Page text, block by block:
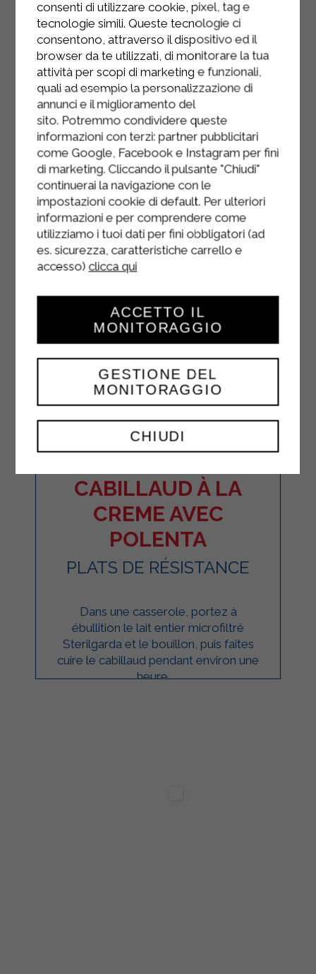
with oil, and toast in a pan or oven
until golden brown.
Finish with freshly ground pepper, a
few thyme leaves, a drizzle of extra
virgin olive oil, and the croutons.
CABILLAUD À LA
CREME AVEC
POLENTA
PLATS DE RÉSISTANCE
Dans une casserole, portez à
ébullition le lait entier microfiltré
Sterilgarda et le bouillon, puis faites
cuire le cabillaud pendant environ une
heure. ...
consenti di utilizzare cookie, pixel, tag e
tecnologie simili. Queste tecnologie ci
consentono, attraverso il dispositivo ed il
browser da te utilizzati, di monitorare la tua
attività per scopi di marketing e funzionali,
quali ad esempio la personalizzazione di
annunci e il miglioramento del
sito. Potremmo condividere queste
informazioni con terzi: partner pubblicitari
come Google, Facebook e Instagram per fini
di marketing. Cliccando il pulsante "Chiudi"
continuerai la navigazione con le
impostazioni cookie di default. Per ulteriori
informazioni e per comprendere come
utilizziamo i tuoi dati per fini obbligatori (ad
es. sicurezza, caratteristiche carrello e
accesso) clicca qui
CHIUDI
GESTIONE DEL
MONITORAGGIO
ACCETTO IL
MONITORAGGIO